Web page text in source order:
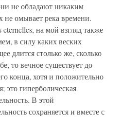
не обладают никаким
омывает река времени.
на мой взгляд также
в силу каких веских
длится столько же, сколько
то вечное существует до
конца, хотя и положительно
это гиперболическая
В этой
сохраняется и вместе с